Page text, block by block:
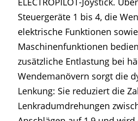
Steuergeräte 1 bis 4, die
elektrische Funktionen
Maschinenfunktionen
zusätzliche Entlastung bei
Wendemanövern sorgt die
Lenkung: Sie reduziert die
Lenkradumdrehungen